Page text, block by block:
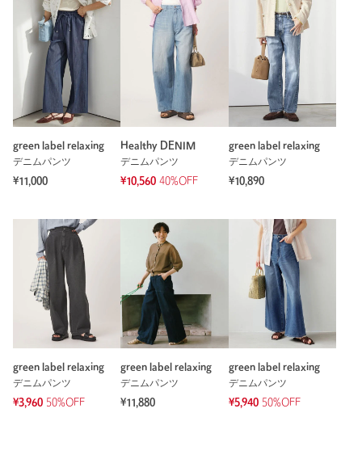
green label relaxing
デニムパンツ
¥11,000
Healthy DENIM
デニムパンツ
¥10,560 40%OFF
green label relaxing
デニムパンツ
¥10,890
green label relaxing
デニムパンツ
¥3,960 50%OFF
green label relaxing
デニムパンツ
¥11,880
green label relaxing
デニムパンツ
¥5,940 50%OFF